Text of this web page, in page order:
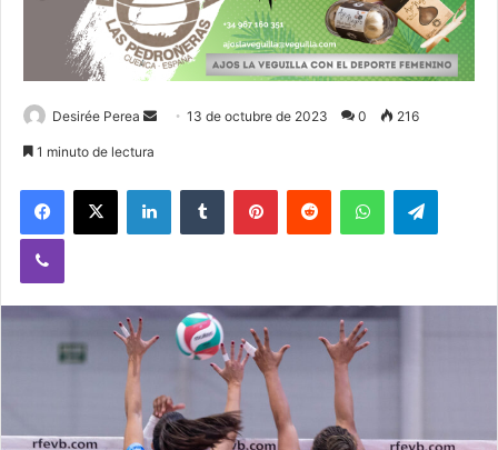
Desirée Perea
m
13 de octubre de 2023 0 216
1 minuto de lectura